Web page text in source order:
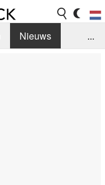
Nieuws
...